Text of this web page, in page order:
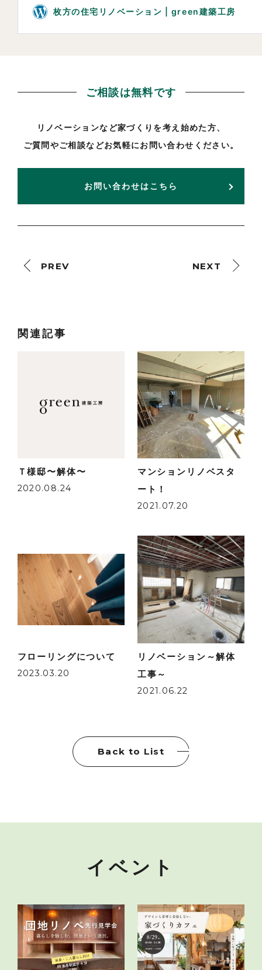
ご相談は無料です
リノベーションなど家づくりを考え始めた方、
ご質問やご相談などお気軽にお問い合わせください。
お問い合わせはこちら
PREV NEXT
関連記事
Ｔ様邸〜解体〜
2020.08.24
マンションリノベスタ
ート！
2021.07.20
フローリングについて
2023.03.20
リノベーション～解体
工事～
2021.06.22
Back to List
イベント